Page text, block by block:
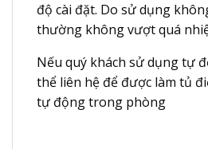
độ cài đặt. Do sử dụng
thường không vượt quá
Nếu quý khách sử dụng tự
thể liên hệ để được làm tủ
tự động trong phòng